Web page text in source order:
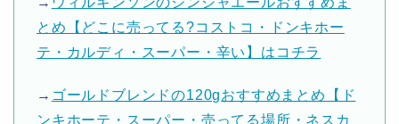
とめ【どこに売ってる?コストコ・ドンキホー
テ・カルディ・スーパー・辛い】はコチラ
→ ゴールドブレンドの120gおすすめまとめ【ド
ンキホーテ・スーパー・売ってる場所・ネスカ